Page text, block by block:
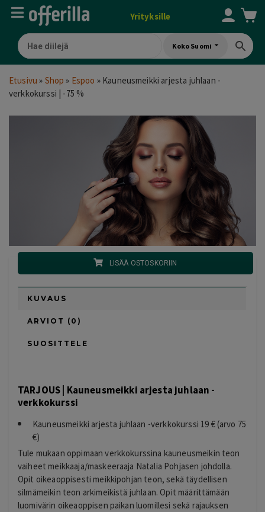
Yrityksille
Koko Suomi
Etusivu » Shop » Espoo » Kauneusmeikki arjesta juhlaan -
verkkokurssi | -75 %
LISÄÄ OSTOSKORIIN
KUVAUS
ARVIOT (0)
SUOSITTELE
TARJOUS | Kauneusmeikki arjesta juhlaan -
verkkokurssi
Kauneusmeikki arjesta juhlaan -verkkokurssi 19 € (arvo 75
€)
Tule mukaan oppimaan verkkokurssina kauneusmeikin teon
vaiheet meikkaaja/maskeeraaja Natalia Pohjasen johdolla.
Opit oikeaoppisesti meikkipohjan teon, sekä täydellisen
silmämeikin teon arkimeikistä juhlaan. Opit määrittämään
luomivärin oikeaoppisen paikan luomillesi sekä rajauksen